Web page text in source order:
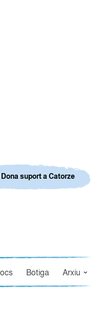
Botiga Arxiu
Dona suport a Catorze